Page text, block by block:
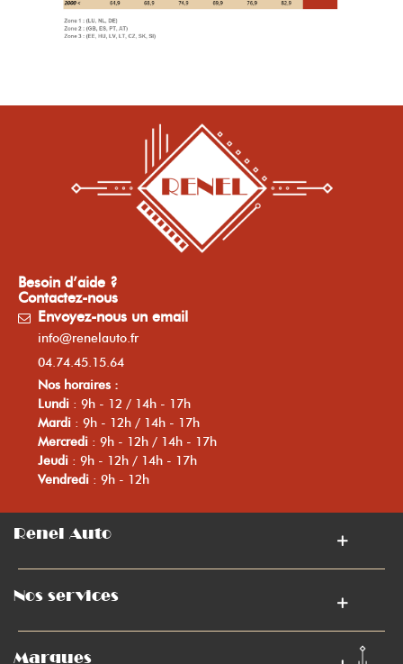
Besoin d’aide ?
Contactez-nous
Envoyez-nous un email
info@renelauto.fr
04.74.45.15.64
Nos horaires :
Lundi : 9h - 12 / 14h - 17h
Mardi : 9h - 12h / 14h - 17h
Mercredi : 9h - 12h / 14h - 17h
Jeudi : 9h - 12h / 14h - 17h
Vendredi : 9h - 12h
Renel Auto
Nos services
Marques